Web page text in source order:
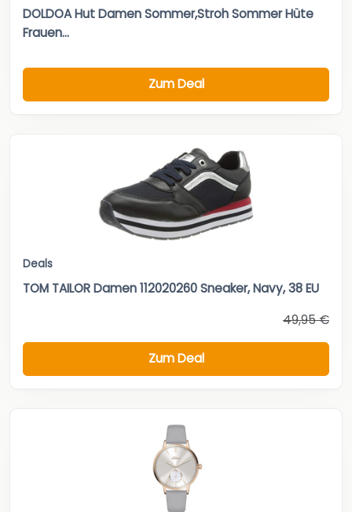
DOLDOA Hut Damen Sommer,Stroh Sommer Hüte
Frauen...
Zum Deal
Deals
TOM TAILOR Damen 112020260 Sneaker, Navy, 38 EU
49,95 €
Zum Deal